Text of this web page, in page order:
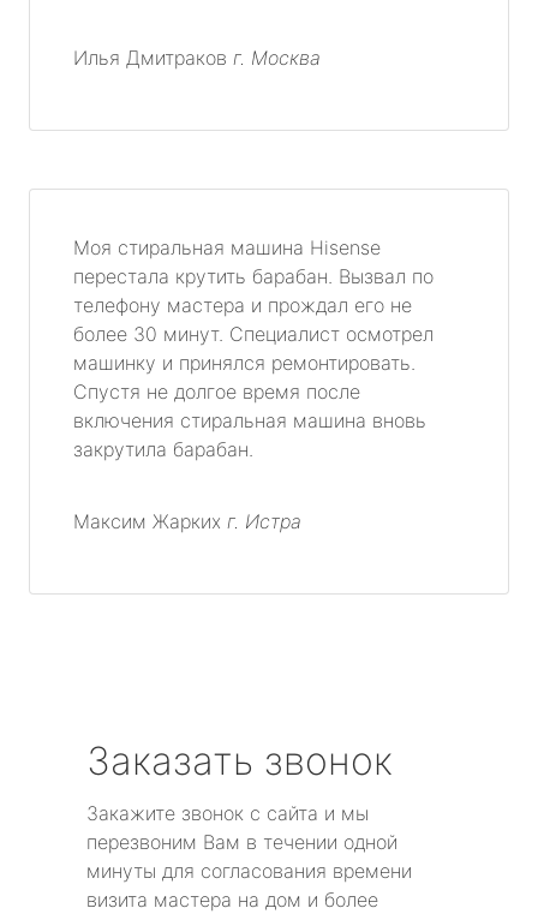
Илья Дмитраков г. Москва
Моя стиральная машина Hisense
перестала крутить барабан. Вызвал по
телефону мастера и прождал его не
более 30 минут. Специалист осмотрел
машинку и принялся ремонтировать.
Спустя не долгое время после
включения стиральная машина вновь
закрутила барабан.
Максим Жарких г. Истра
Заказать звонок
Закажите звонок с сайта и мы
перезвоним Вам в течении одной
минуты для согласования времени
визита мастера на дом и более